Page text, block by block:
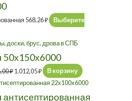
568,26₽
Выберите
50х150х6000
₽ 1.012,05₽ В корзину
антисептированная